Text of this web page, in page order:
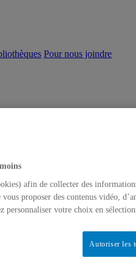
Pour nous joindre
afin de collecter des
proposer des contenus vidéo,
personnaliser votre choix en
Autoriser les